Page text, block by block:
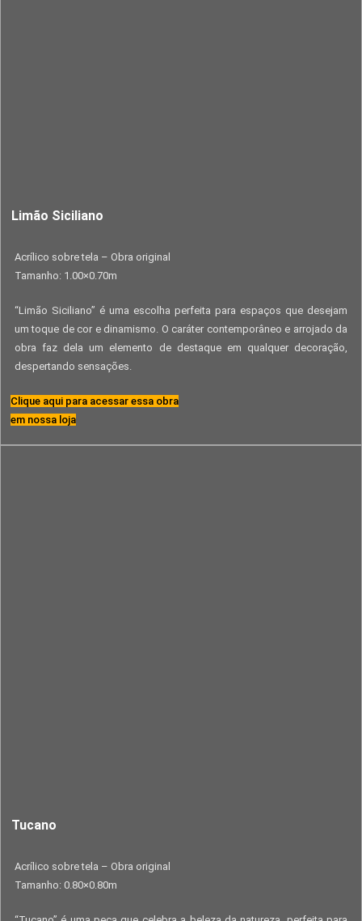
Limão Siciliano
Acrílico sobre tela – Obra original
Tamanho: 1.00×0.70m
“Limão Siciliano” é uma escolha perfeita para espaços que desejam
um toque de cor e dinamismo. O caráter contemporâneo e arrojado da
obra faz dela um elemento de destaque em qualquer decoração,
despertando sensações.
Clique aqui para acessar essa obra
em nossa loja
Tucano
Acrílico sobre tela – Obra original
Tamanho: 0.80×0.80m